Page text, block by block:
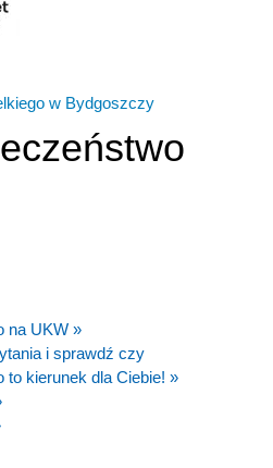
w Bydgoszczy
na UKW »
i sprawdź czy
kierunek dla Ciebie! »